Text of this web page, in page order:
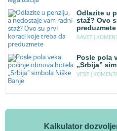
Odlazite u
staž? Ovo
preduzmete
SAVET |
Posle pola
„Srbija”
VEST |
Kalkulator